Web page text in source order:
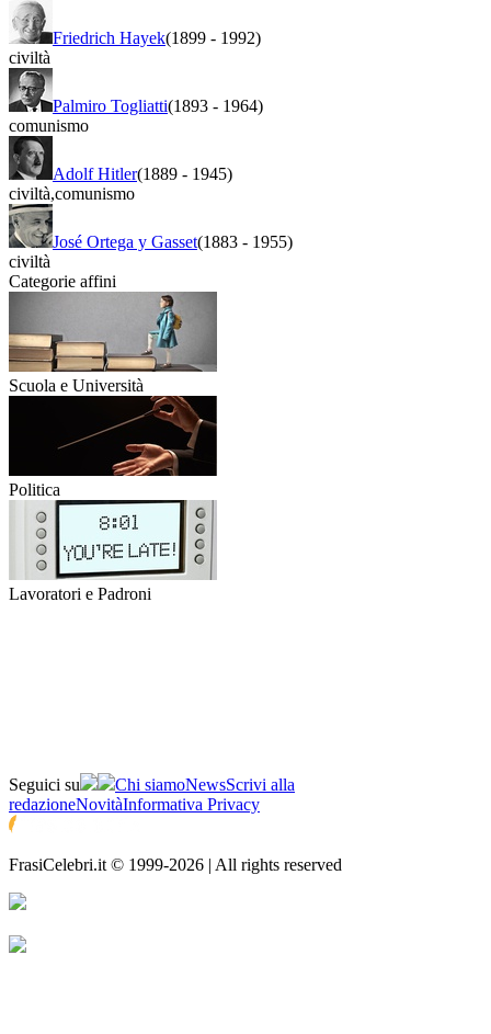
Friedrich Hayek(1899 - 1992)
civiltà
Palmiro Togliatti(1893 - 1964)
comunismo
Adolf Hitler(1889 - 1945)
civiltà,comunismo
José Ortega y Gasset(1883 - 1955)
civiltà
Categorie affini
Scuola e Università
Politica
Lavoratori e Padroni
Seguici su Chi siamoNewsScrivi alla
redazioneNovitàInformativa Privacy
FrasiCelebri.it © 1999-2026 | All rights reserved